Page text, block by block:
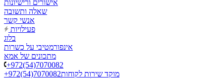
אישורים ורישיונות
שאלה ותשובה
אנשי קשר
פעילויות
בלוג
אינפורמטיבי על כשרות
מתכונים של אמא
+972(54)7070082
+972(54)7070082מוקד שירות לקוחות